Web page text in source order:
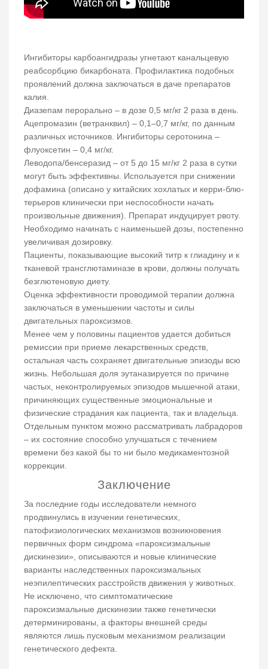
Ингибиторы карбоангидразы угнетают канальцевую
реабсорбцию бикарбоната. Профилактика подобных
проявлений должна заключаться в даче препаратов
калия.
Диазепам перорально – в дозе 0,5 мг/кг 2 раза в день.
Ацепромазин (ветранквил) – 0,1–0,7 мг/кг, по данным
различных источников. Ингибиторы серотонина –
флуоксетин – 0,4 мг/кг.
Леводопа/бенсеразид – от 5 до 15 мг/кг 2 раза в сутки
могут быть эффективны. Используется при снижении
дофамина (описано у китайских хохлатых и керри-блю-
терьеров клинически при неспособности начать
произвольные движения). Препарат индуцирует рвоту.
Необходимо начинать с наименьшей дозы, постепенно
увеличивая дозировку.
Пациенты, показывающие высокий титр к глиадину и к
тканевой трансглютаминазе в крови, должны получать
безглютеновую диету.
Оценка эффективности проводимой терапии должна
заключаться в уменьшении частоты и силы
двигательных пароксизмов.
Менее чем у половины пациентов удается добиться
ремиссии при приеме лекарственных средств,
остальная часть сохраняет двигательные эпизоды всю
жизнь. Небольшая доля эутаназируется по причине
частых, неконтролируемых эпизодов мышечной атаки,
причиняющих существенные эмоциональные и
физические страдания как пациента, так и владельца.
Отдельным пунктом можно рассматривать лабрадоров
– их состояние способно улучшаться с течением
времени без какой бы то ни было медикаментозной
коррекции.
Заключение
За последние годы исследователи немного
продвинулись в изучении генетических,
патофизиологических механизмов возникновения
первичных форм синдрома «пароксизмальные
дискинезии», описываются и новые клинические
варианты наследственных пароксизмальных
неэпилептических расстройств движения у животных.
Не исключено, что симптоматические
пароксизмальные дискинезии также генетически
детерминированы, а факторы внешней среды
являются лишь пусковым механизмом реализации
генетического дефекта.